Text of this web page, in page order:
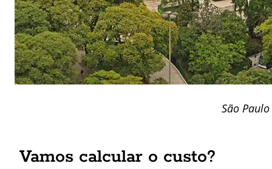
São Paulo
Vamos calcular o custo?